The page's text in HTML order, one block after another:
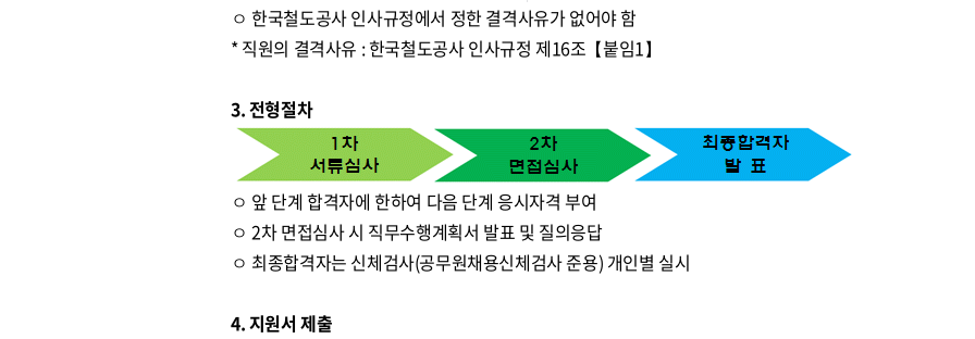
ㅇ 한국철도공사 인사규정에서 정한 결격사유가 없어야 함
* 직원의 결격사유 : 한국철도공사 인사규정 제16조【붙임1】
3. 전형절차
ㅇ 앞 단계 합격자에 한하여 다음 단계 응시자격 부여
ㅇ 2차 면접심사 시 직무수행계획서 발표 및 질의응답
ㅇ 최종합격자는 신체검사(공무원채용신체검사 준용) 개인별 실시
4. 지원서 제출